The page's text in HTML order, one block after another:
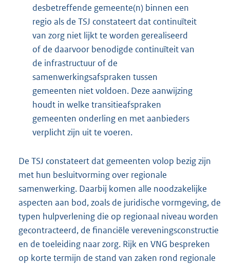
desbetreffende gemeente(n) binnen een
regio als de TSJ constateert dat continuïteit
van zorg niet lijkt te worden gerealiseerd
of de daarvoor benodigde continuïteit van
de infrastructuur of de
samenwerkingsafspraken tussen
gemeenten niet voldoen. Deze aanwijzing
houdt in welke transitieafspraken
gemeenten onderling en met aanbieders
verplicht zijn uit te voeren.
De TSJ constateert dat gemeenten volop bezig zijn
met hun besluitvorming over regionale
samenwerking. Daarbij komen alle noodzakelijke
aspecten aan bod, zoals de juridische vormgeving, de
typen hulpverlening die op regionaal niveau worden
gecontracteerd, de financiële vereveningsconstructie
en de toeleiding naar zorg. Rijk en VNG bespreken
op korte termijn de stand van zaken rond regionale